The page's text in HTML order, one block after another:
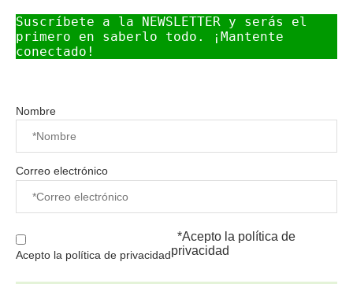
Suscríbete a la NEWSLETTER y serás el
primero en saberlo todo. ¡Mantente
conectado!
Nombre
Correo electrónico
Acepto la política de privacidad
*Acepto la política de
privacidad